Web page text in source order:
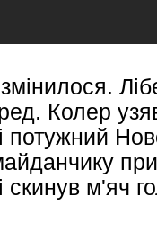
Колер
при
скинув м'яч